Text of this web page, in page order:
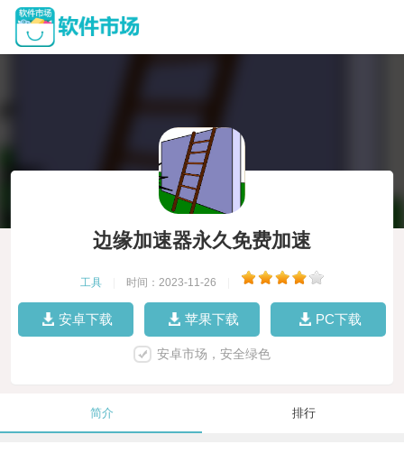
边缘加速器永久免费加速
工具 时间：2023-11-26
安卓下载 苹果下载 PC下载
安卓市场，安全绿色
简介 排行